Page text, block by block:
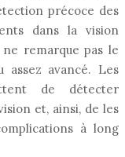
précoce des
dans la vision
remarque pas le
assez avancé. Les
de détecter
et, ainsi, de les
à long